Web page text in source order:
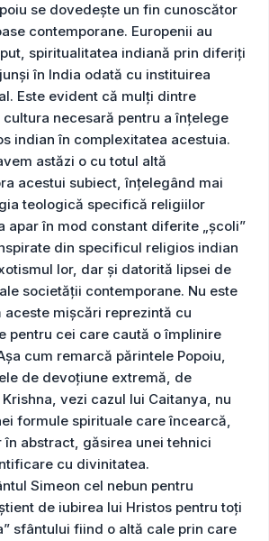
se dovedește un fin cunoscător
contemporane. Europenii au
spiritualitatea indiană prin diferiți
în India odată cu instituirea
Este evident că mulți dintre
necesară pentru a înțelege
indian în complexitatea acestuia.
astăzi o cu totul altă
acestui subiect, înțelegând mai
teologică specifică religiilor
apar în mod constant diferite „școli”
din specificul religios indian
lor, dar și datorită lipsei de
societății contemporane. Nu este
aceste mișcări reprezintă cu
pentru cei care caută o împlinire
cum remarcă părintele Popoiu,
de devoțiune extremă, de
Krishna, vezi cazul lui Caitanya, nu
formule spirituale care încearcă,
în abstract, găsirea unei tehnici
cu divinitatea.
Simeon cel nebun pentru
de iubirea lui Hristos pentru toți
sfântului fiind o altă cale prin care